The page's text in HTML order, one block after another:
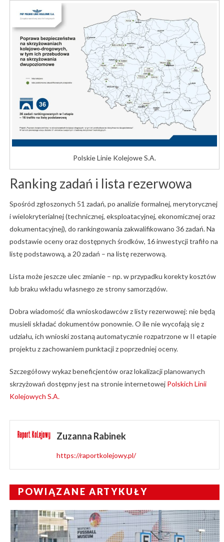
Polskie Linie Kolejowe S.A.
Ranking zadań i lista rezerwowa
Spośród zgłoszonych 51 zadań, po analizie formalnej, merytorycznej
i wielokryterialnej (technicznej, eksploatacyjnej, ekonomicznej oraz
dokumentacyjnej), do rankingowania zakwalifikowano 36 zadań. Na
podstawie oceny oraz dostępnych środków, 16 inwestycji trafiło na
listę podstawową, a 20 zadań – na listę rezerwową.
Lista może jeszcze ulec zmianie – np. w przypadku korekty kosztów
lub braku wkładu własnego ze strony samorządów.
Dobra wiadomość dla wnioskodawców z listy rezerwowej: nie będą
musieli składać dokumentów ponownie. O ile nie wycofają się z
udziału, ich wnioski zostaną automatycznie rozpatrzone w II etapie
projektu z zachowaniem punktacji z poprzedniej oceny.
Szczegółowy wykaz beneficjentów oraz lokalizacji planowanych
skrzyżowań dostępny jest na stronie internetowej Polskich Linii
Kolejowych S.A.
Zuzanna Rabinek
https://raportkolejowy.pl/
POWIĄZANE ARTYKUŁY